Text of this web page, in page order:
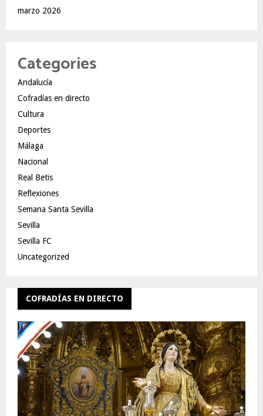
marzo 2026
Categories
Andalucía
Cofradías en directo
Cultura
Deportes
Málaga
Nacional
Real Betis
Reflexiones
Semana Santa Sevilla
Sevilla
Sevilla FC
Uncategorized
COFRADÍAS EN DIRECTO